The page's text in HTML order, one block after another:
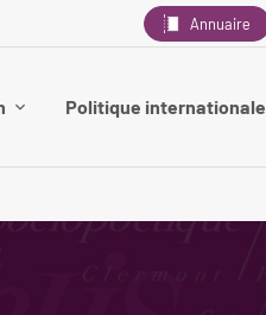
Annuaire
Politique internationale